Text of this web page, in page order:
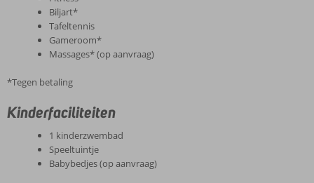
Biljart*
Tafeltennis
Gameroom*
Massages* (op aanvraag)
*Tegen betaling
Kinderfaciliteiten
1 kinderzwembad
Speeltuintje
Babybedjes (op aanvraag)